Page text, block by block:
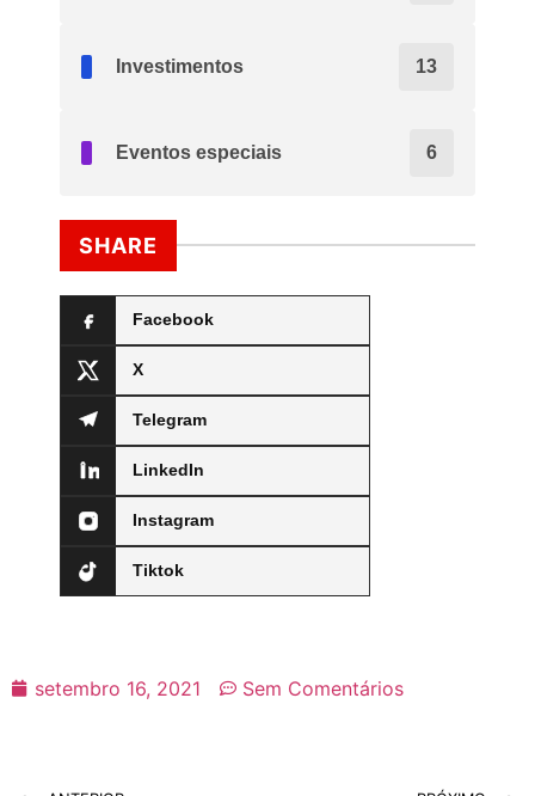
Investimentos 13
Eventos especiais 6
SHARE
Facebook
X
Telegram
LinkedIn
Instagram
Tiktok
setembro 16, 2021 Sem Comentários